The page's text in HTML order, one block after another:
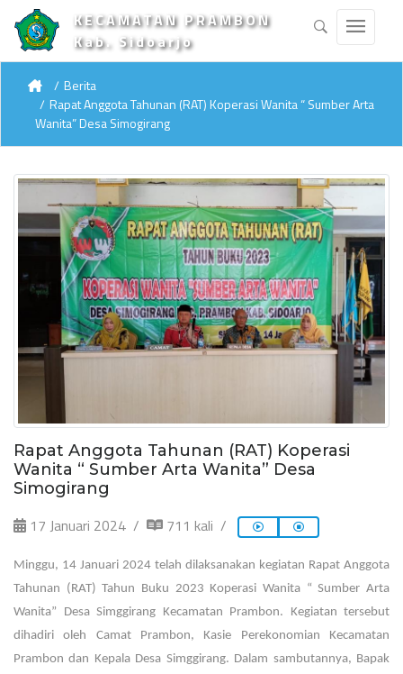
KECAMATAN PRAMBON
Kab. Sidoarjo
Berita
Rapat Anggota Tahunan (RAT) Koperasi Wanita “ Sumber Arta
Wanita” Desa Simogirang
Rapat Anggota Tahunan (RAT) Koperasi
Wanita “ Sumber Arta Wanita” Desa
Simogirang
17 Januari 2024 711 kali
Minggu, 14 Januari 2024 telah dilaksanakan kegiatan Rapat Anggota
Tahunan (RAT) Tahun Buku 2023 Koperasi Wanita “ Sumber Arta
Wanita” Desa Simggirang Kecamatan Prambon. Kegiatan tersebut
dihadiri oleh Camat Prambon, Kasie Perekonomian Kecamatan
Prambon dan Kepala Desa Simggirang. Dalam sambutannya, Bapak